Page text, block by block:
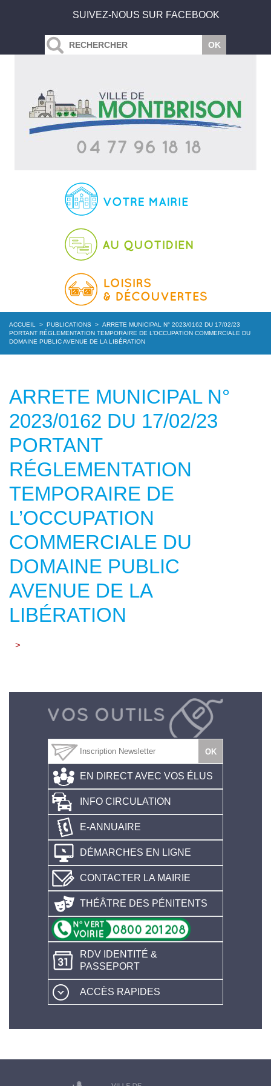
SUIVEZ-NOUS SUR FACEBOOK
ACCUEIL > PUBLICATIONS > ARRETE MUNICIPAL N° 2023/0162 DU 17/02/23
PORTANT RÉGLEMENTATION TEMPORAIRE DE L’OCCUPATION COMMERCIALE DU
DOMAINE PUBLIC AVENUE DE LA LIBÉRATION
ARRETE MUNICIPAL N°
2023/0162 DU 17/02/23
PORTANT
RÉGLEMENTATION
TEMPORAIRE DE
L’OCCUPATION
COMMERCIALE DU
DOMAINE PUBLIC
AVENUE DE LA
LIBÉRATION
>
EN DIRECT AVEC VOS ÉLUS
INFO CIRCULATION
E-ANNUAIRE
DÉMARCHES EN LIGNE
CONTACTER LA MAIRIE
THÉÂTRE DES PÉNITENTS
RDV IDENTITÉ &
PASSEPORT
ACCÈS RAPIDES